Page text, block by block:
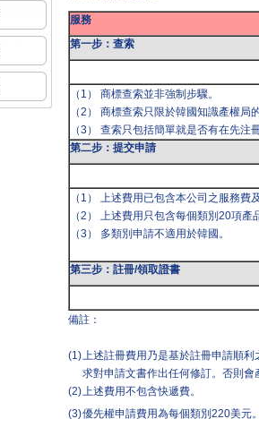
服務
第一步：查索
（1） 商標查索並非強制步驟。
（2） 商標查索只限於韓國知識產權局
（3） 查索只包括簡單就是否有在先注
第二步：提交申請
（1） 上述費用已包含本公司之服務費
（2） 上述費用只包含每個類別20項
（3） 多類別申請不適用於韓國。
第三步：註冊/領取證書
備註：
(1)上述註冊費用乃是基於註冊申請順
求對申請文書作出任何修訂。否則會
(2)上述費用不包含快遞費。
(3)優先權申請費用為每個類別220美元